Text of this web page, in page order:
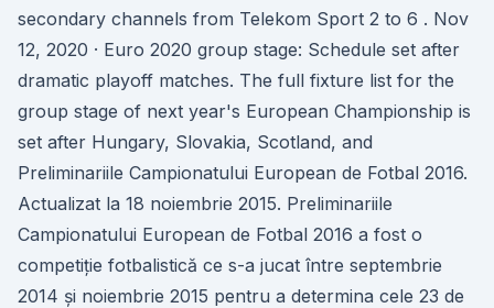
secondary channels from Telekom Sport 2 to 6 . Nov
12, 2020 · Euro 2020 group stage: Schedule set after
dramatic playoff matches. The full fixture list for the
group stage of next year's European Championship is
set after Hungary, Slovakia, Scotland, and
Preliminariile Campionatului European de Fotbal 2016.
Actualizat la 18 noiembrie 2015. Preliminariile
Campionatului European de Fotbal 2016 a fost o
competiție fotbalistică ce s-a jucat între septembrie
2014 și noiembrie 2015 pentru a determina cele 23 de